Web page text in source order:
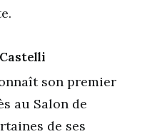
son premier
au Salon de
de ses